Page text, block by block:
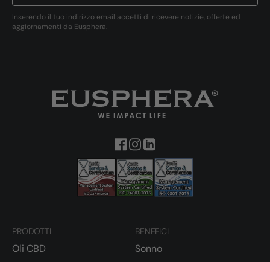
Inserendo il tuo indirizzo email accetti di ricevere notizie, offerte ed
aggiornamenti da Eusphera.
PRODOTTI
Oli CBD
BENEFICI
Sonno